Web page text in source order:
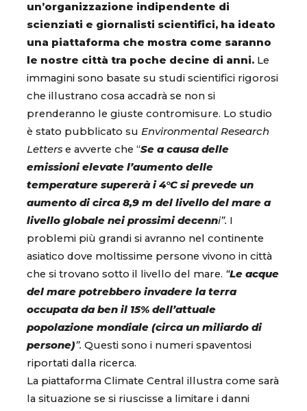
un’organizzazione indipendente di
scienziati e giornalisti scientifici, ha ideato
una piattaforma che mostra come saranno
le nostre città tra poche decine di anni. Le
immagini sono basate su studi scientifici rigorosi
che illustrano cosa accadrà se non si
prenderanno le giuste contromisure. Lo studio
è stato pubblicato su Environmental Research
Letters e avverte che “Se a causa delle
emissioni elevate l’aumento delle
temperature supererà i 4°C si prevede un
aumento di circa 8,9 m del livello del mare a
livello globale nei prossimi decenni”. I
problemi più grandi si avranno nel continente
asiatico dove moltissime persone vivono in città
che si trovano sotto il livello del mare. “Le acque
del mare potrebbero invadere la terra
occupata da ben il 15% dell’attuale
popolazione mondiale (circa un miliardo di
persone)”. Questi sono i numeri spaventosi
riportati dalla ricerca.
La piattaforma Climate Central illustra come sarà
la situazione se si riuscisse a limitare i danni